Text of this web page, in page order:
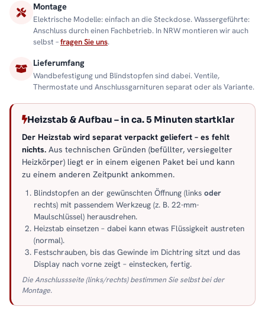
Montage
Elektrische Modelle: einfach an die Steckdose. Wassergeführte:
Anschluss durch einen Fachbetrieb. In NRW montieren wir auch
selbst –fragen Sie uns.
Lieferumfang
Wandbefestigung und Blindstopfen sind dabei. Ventile,
Thermostate und Anschlussgarnituren separat oder als Variante.
Heizstab & Aufbau – in ca. 5 Minuten startklar
Der Heizstab wird separat verpackt geliefert – es fehlt
nichts. Aus technischen Gründen (befüllter, versiegelter
Heizkörper) liegt er in einem eigenen Paket bei und kann
zu einem anderen Zeitpunkt ankommen.
Blindstopfen an der gewünschten Öffnung (links oder
rechts) mit passendem Werkzeug (z. B. 22-mm-
Maulschlüssel) herausdrehen.
Heizstab einsetzen – dabei kann etwas Flüssigkeit austreten
(normal).
Festschrauben, bis das Gewinde im Dichtring sitzt und das
Display nach vorne zeigt – einstecken, fertig.
Die Anschlussseite (links/rechts) bestimmen Sie selbst bei der
Montage.